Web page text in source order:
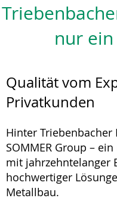
nur
Qualität vom
Privatkunden
Hinter
SOMMER Group –
mit jahrzehntelanger
hochwertiger
Metallbau.